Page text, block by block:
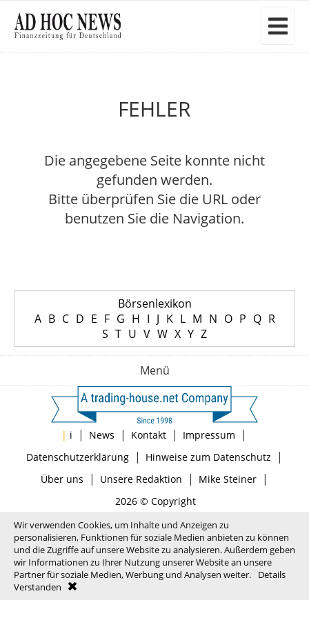
FEHLER
Die angegebene Seite konnte nicht
gefunden werden.
Bitte überprüfen Sie die URL oder
benutzen Sie die Navigation.
Börsenlexikon
A B C D E F G H I J K L M N O P Q R
S T U V W X Y Z
Menü
| i | News | Kontakt | Impressum |
Datenschutzerklärung| Hinweise zum Datenschutz |
Über uns | Unsere Redaktion | Mike Steiner|
2026 © Copyright
Wir verwenden Cookies, um Inhalte und Anzeigen zu
personalisieren, Funktionen für soziale Medien anbieten zu können
und die Zugriffe auf unsere Website zu analysieren. Außerdem geben
wir Informationen zu Ihrer Nutzung unserer Website an unsere
Partner für soziale Medien, Werbung und Analysen weiter.
Details
Verstanden